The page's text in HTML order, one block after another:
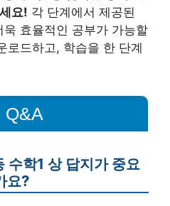
요! 각 단계에서 제공된
효율적인 공부가 가능할
로드하고, 학습을 한 단계
Q&A
수학1 상 답지가 중요
요?